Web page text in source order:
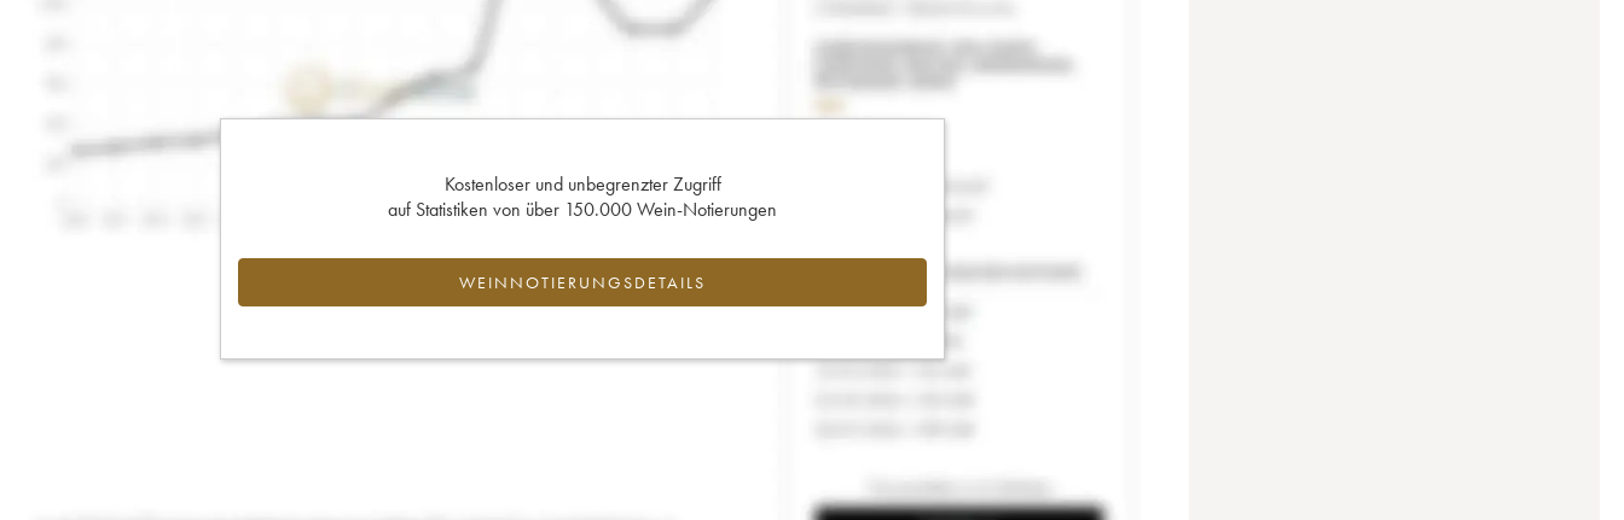
Kostenloser und unbegrenzter Zugriff
auf Statistiken von über 150.000 Wein-Notierungen
WEINNOTIERUNGSDETAILS